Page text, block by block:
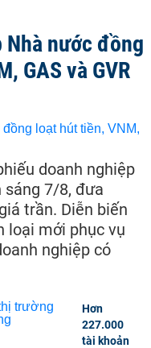
Nhà nước đồng
GAS và GVR
doanh nghiệp
sáng 7/8, đưa
trần. Diễn biến
loại mới phục vụ
nghiệp có
Hơn
227.000
tài khoản